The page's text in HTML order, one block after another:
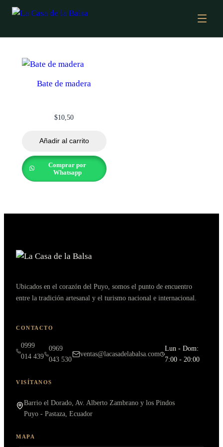
Bate de madera
$10,50
Añadir al carrito
Comprar por
Whatsapp
Ubicados en el corazón del Puyo, somos el punto de encuentro
entre la tradición artesanal y el turismo nacional e internacional.
CONTACTO
0999
014 439
0969
043 530
ventas@lacasadelabalsa.com
Lun - Dom:
7:00 - 20:00
VISÍTANOS
Barrio el Dorado, Av. Alberto Zambrano y los Pindos
Puyo - Pastaza, Ecuador
MAPA